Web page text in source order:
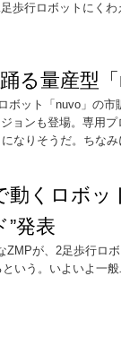
歩行ロボットにく
る量産型
ボット「nuvo」の
ョンも登場。専用
なりそうだ。ちなみ
動くロボッ
”発表
ZMPが、2足歩行ロ
いう。いよいよ一